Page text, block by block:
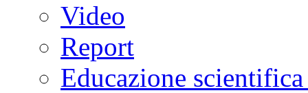
Video
Report
Educazione